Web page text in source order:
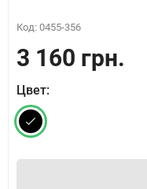
Код: 0455-356
3 160 грн.
Цвет: